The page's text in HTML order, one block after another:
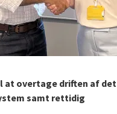
at overtage driften af det
samt rettidig